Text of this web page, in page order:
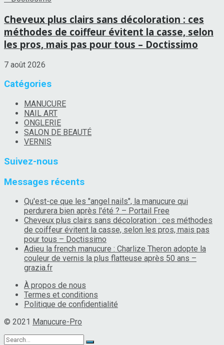
Cheveux plus clairs sans décoloration : ces
méthodes de coiffeur évitent la casse, selon
les pros, mais pas pour tous – Doctissimo
7 août 2026
Catégories
MANUCURE
NAIL ART
ONGLERIE
SALON DE BEAUTÉ
VERNIS
Suivez-nous
Messages récents
Qu'est-ce que les "angel nails", la manucure qui
perdurera bien après l'été ? – Portail Free
Cheveux plus clairs sans décoloration : ces méthodes
de coiffeur évitent la casse, selon les pros, mais pas
pour tous – Doctissimo
Adieu la french manucure : Charlize Theron adopte la
couleur de vernis la plus flatteuse après 50 ans –
grazia.fr
À propos de nous
Termes et conditions
Politique de confidentialité
© 2021 Manucure-Pro